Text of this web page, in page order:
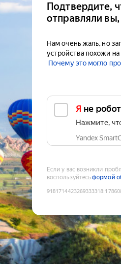
Подтвердите,
отправляли
Нам очень жаль, но
устройства похожи
Почему это могло
Я не робот
Нажмите,
Yandex
Если у вас возникли
воспользуйтесьформой
9181714423269333318: